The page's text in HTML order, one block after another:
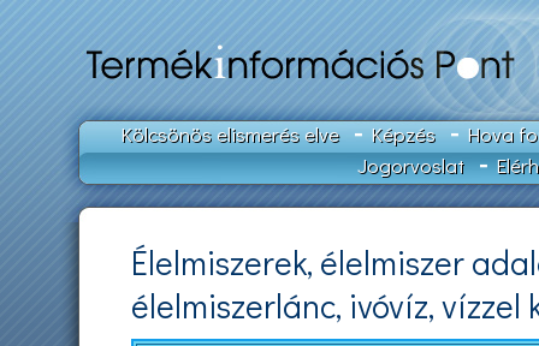
Kölcsönös elismerés elve Képzés
Hova
Jogorvoslat
Élelmiszerek, élelmiszer
élelmiszerlánc, ivóvíz,